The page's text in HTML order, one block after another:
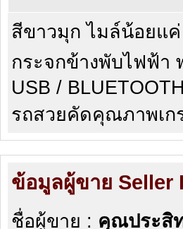
สีขาวมุก ไมล์น้อยแค่
กระจกข้างพับไฟฟ้า
USB /
รถสวยคัดคุณภาพเก
ข้อมูลผู้ขาย Seller
ชื่อผู้ขาย : คุณประสิ